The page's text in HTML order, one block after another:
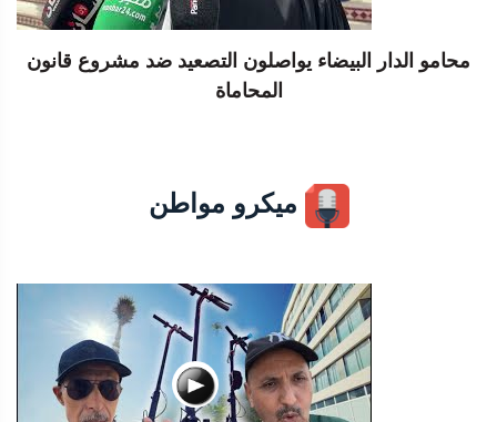
محامو الدار البيضاء يواصلون التصعيد ضد مشروع قانون
المحاماة
ميكرو مواطن